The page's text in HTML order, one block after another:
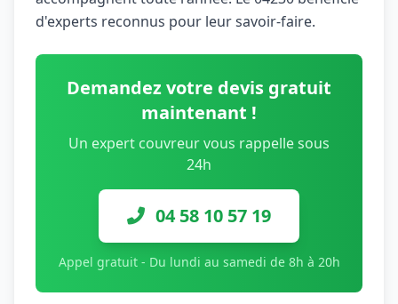
d'experts reconnus pour leur savoir-faire.
Demandez votre devis gratuit
maintenant !
Un expert couvreur vous rappelle sous
24h
04 58 10 57 19
Appel gratuit - Du lundi au samedi de 8h à 20h